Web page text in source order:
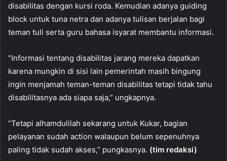
disabilitas dengan kursi roda. Kemudian adanya guiding
block untuk tuna netra dan adanya tulisan berjalan bagi
teman tuli serta guru bahasa isyarat membantu informasi.
“Informasi tentang disabilitas jarang mereka dapatkan
karena mungkin di sisi lain pemerintah masih bingung
ingin menjamah teman-teman disabilitas tetapi tidak tahu
disabilitasnya ada siapa saja,” ungkapnya.
“Tetapi alhamdulilah sekarang untuk Kukar, bagian
pelayanan sudah action walaupun belum sepenuhnya
paling tidak sudah akses,” pungkasnya. (tim redaksi)